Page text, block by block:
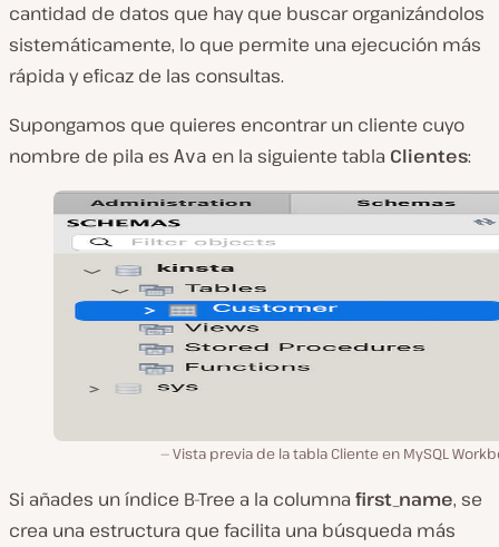
cantidad de datos que hay que buscar organizándolos
sistemáticamente, lo que permite una ejecución más
rápida y eficaz de las consultas.
Supongamos que quieres encontrar un cliente cuyo
nombre de pila es Ava en la siguiente tabla Clientes:
Vista previa de la tabla Cliente en MySQL
Si añades un índice B-Tree a la columna first_name, se
crea una estructura que facilita una búsqueda más